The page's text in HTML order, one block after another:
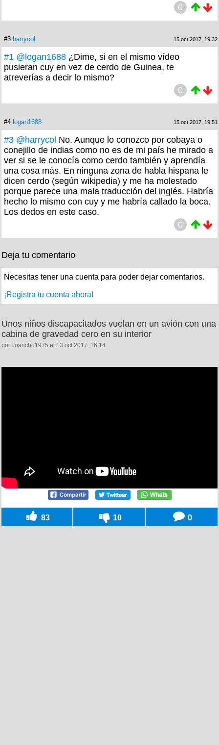
0
#3 harrycol 15 oct 2017, 19:32
#1 @logan1688 ¿Dime, si en el mismo vídeo
pusieran cuy en vez de cerdo de Guinea, te
atreverías a decir lo mismo?
0
#4 logan1688 15 oct 2017, 19:51
#3 @harrycol No. Aunque lo conozco por cobaya o
conejillo de indias como no es de mi país he mirado a
ver si se le conocía como cerdo también y aprendía
una cosa más. En ninguna zona de habla hispana le
dicen cerdo (según wikipedia) y me ha molestado
porque parece una mala traducción del inglés. Habría
hecho lo mismo con cuy y me habría callado la boca.
Los dedos en este caso.
0
Deja tu comentario
Necesitas tener una cuenta para poder dejar comentarios.
¡Registra tu cuenta ahora!
Unos niños discapacitados vuelan en un avión con una
cabina de gravedad cero en su interior
por Juancho1975 el 13 oct 2017, 16:14
83 10 0